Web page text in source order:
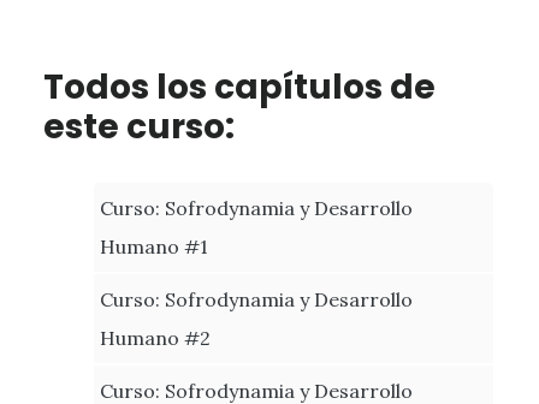
Todos los capítulos de
este curso:
Curso: Sofrodynamia y Desarrollo
Humano #1
Curso: Sofrodynamia y Desarrollo
Humano #2
Curso: Sofrodynamia y Desarrollo